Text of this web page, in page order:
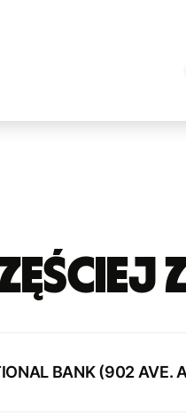
BANK (902 AVE.